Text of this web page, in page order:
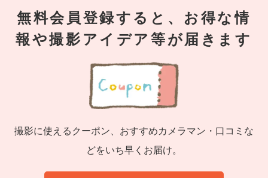
無料会員登録すると、お得な情
報や撮影アイデア等が届きます
撮影に使えるクーポン、おすすめカメラマン・口コミな
どをいち早くお届け。